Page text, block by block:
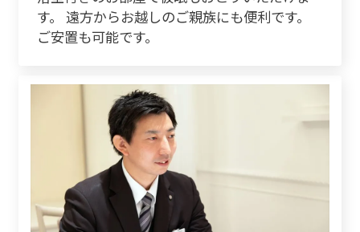
す。 遠方からお越しのご親族にも便利です。
ご安置も可能です。